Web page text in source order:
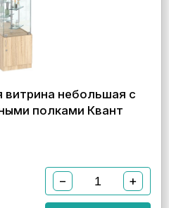
витрина небольшая с
полками Квант
− +